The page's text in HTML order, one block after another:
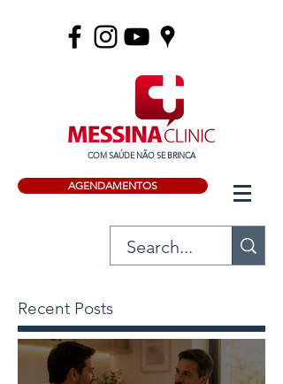
COM SAÚDE NÃO SE BRINCA
AGENDAMENTOS
Recent Posts